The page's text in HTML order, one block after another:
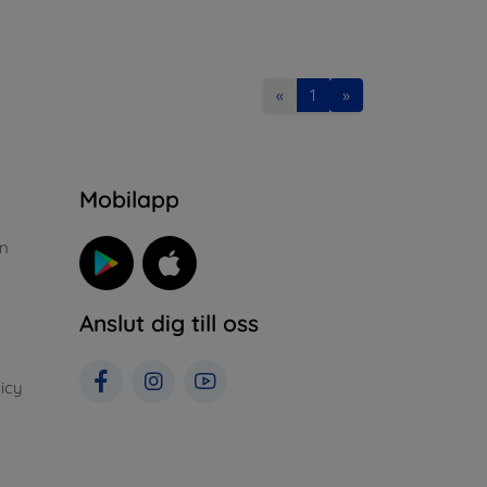
« 1 »
Mobilapp
Anslut dig till oss